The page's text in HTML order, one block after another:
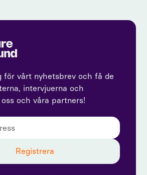
för vårt nyhetsbrev och få de
intervjuerna och
och våra partners!